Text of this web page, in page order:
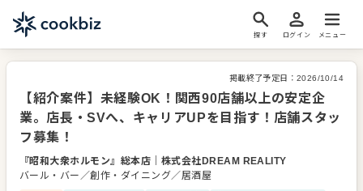
探す ログイン メニュー
掲載終了予定日： 2026/10/14
【紹介案件】未経験OK！関西90店舗以上の安定企
業。店長・SVへ、キャリアUPを目指す！店舗スタッ
フ募集！
『昭和大衆ホルモン』総本店
株式会社DREAM REALITY
バール・バー／創作・ダイニング／居酒屋